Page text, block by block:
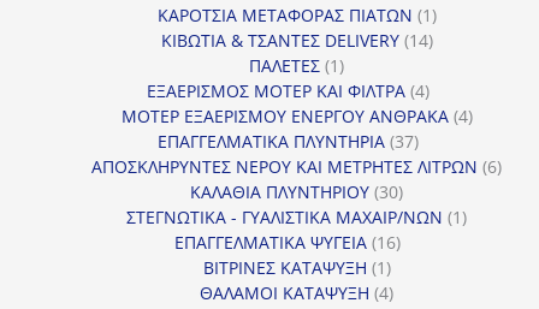
ΚΑΡΟΤΣΙΑ ΜΕΤΑΦΟΡΑΣ ΠΙΑΤΩΝ 11
προϊόν
ΚΙΒΩΤΙΑ & ΤΣΑΝΤΕΣ DELIVERY 1414
ΠΑΛΕΤΕΣ 11
προϊόν
ΕΞΑΕΡΙΣΜΟΣ ΜΟΤΕΡ ΚΑΙ ΦΙΛΤΡΑ 44
προϊόντα
ΜΟΤΕΡ ΕΞΑΕΡΙΣΜΟΥ ΕΝΕΡΓΟΥ ΑΝΘΡΑΚΑ 44
ΕΠΑΓΓΕΛΜΑΤΙΚΑ ΠΛΥΝΤΗΡΙΑ 3737
προϊόντα
ΑΠΟΣΚΛΗΡΥΝΤΕΣ ΝΕΡΟΥ ΚΑΙ ΜΕΤΡΗΤΕΣ ΛΙΤΡΩΝ 66
ΚΑΛΑΘΙΑ ΠΛΥΝΤΗΡΙΟΥ 3030
προϊόντα
ΣΤΕΓΝΩΤΙΚΑ - ΓΥΑΛΙΣΤΙΚΑ ΜΑΧΑΙΡ/ΝΩΝ 11
ΕΠΑΓΓΕΛΜΑΤΙΚΑ ΨΥΓΕΙΑ 1616
ΒΙΤΡΙΝΕΣ ΚΑΤΑΨΥΞΗ 11
προϊόν
ΘΑΛΑΜΟΙ ΚΑΤΑΨΥΞΗ 44